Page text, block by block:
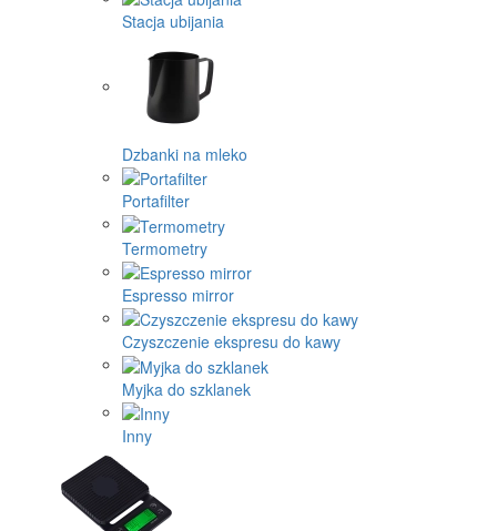
Stacja ubijania
Dzbanki na mleko
Portafilter
Termometry
Espresso mirror
Czyszczenie ekspresu do kawy
Myjka do szklanek
Inny